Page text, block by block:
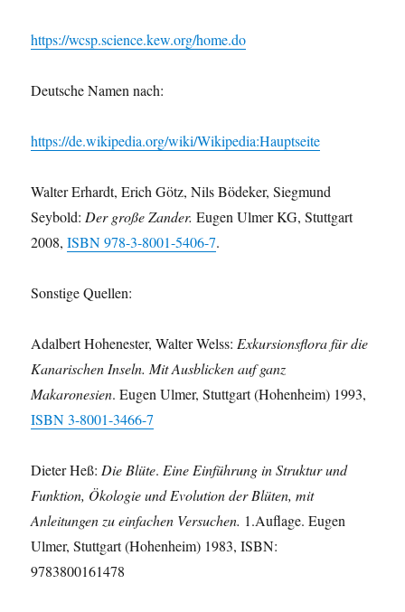
https://wcsp.science.kew.org/home.do
Deutsche Namen nach:
https://de.wikipedia.org/wiki/Wikipedia:Hauptseite
Walter Erhardt, Erich Götz, Nils Bödeker, Siegmund
Seybold:Der große Zander. Eugen Ulmer KG, Stuttgart
2008,ISBN 978-3-8001-5406-7.
Sonstige Quellen:
Adalbert Hohenester, Walter Welss:Exkursionsflora für die
Kanarischen Inseln. Mit Ausblicken auf ganz
Makaronesien. Eugen Ulmer, Stuttgart (Hohenheim) 1993,
ISBN 3-8001-3466-7
Dieter Heß:Die Blüte. Eine Einführung in Struktur und
Funktion, Ökologie und Evolution der Blüten, mit
Anleitungen zu einfachen Versuchen. 1.Auflage. Eugen
Ulmer, Stuttgart (Hohenheim) 1983, ISBN:
9783800161478